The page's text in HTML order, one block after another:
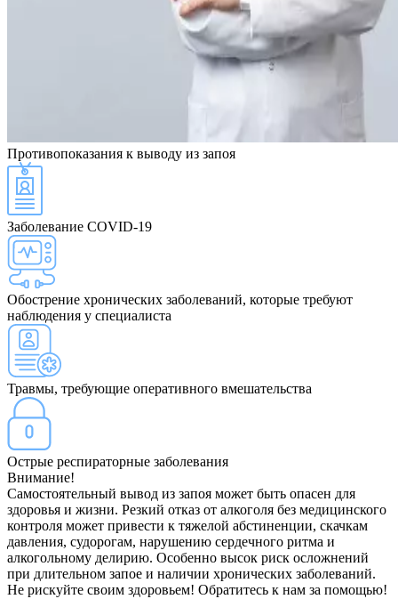
Противопоказания к выводу из запоя
Заболевание COVID-19
Обострение хронических заболеваний, которые требуют
наблюдения у специалиста
Травмы, требующие оперативного вмешательства
Острые респираторные заболевания
Внимание!
Самостоятельный вывод из запоя может быть опасен для
здоровья и жизни. Резкий отказ от алкоголя без медицинского
контроля может привести к тяжелой абстиненции, скачкам
давления, судорогам, нарушению сердечного ритма и
алкогольному делирию. Особенно высок риск осложнений
при длительном запое и наличии хронических заболеваний.
Не рискуйте своим здоровьем! Обратитесь к нам за помощью!